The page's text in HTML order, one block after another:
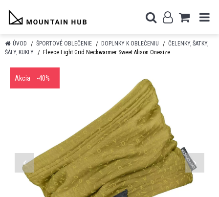
ÚVOD ŠPORTOVÉ OBLEČENIE DOPLNKY K OBLEČENIU
ČELENKY, ŠATKY,
ŠÁLY, KUKLY
Fleece Light Grid Neckwarmer Sweet Alison Onesize
Akcia -40%